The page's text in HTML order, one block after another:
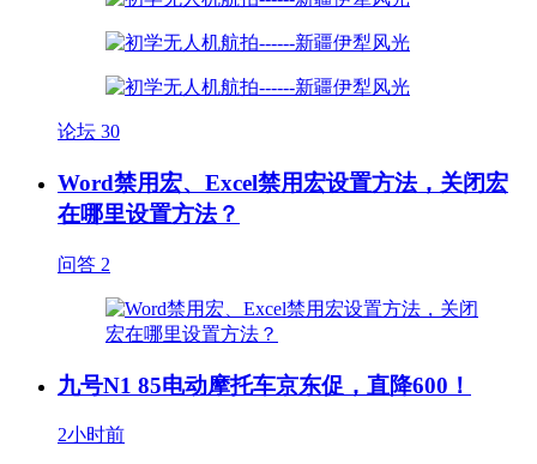
论坛 30
Word禁用宏、Excel禁用宏设置方法，关闭宏
在哪里设置方法？
问答 2
九号N1 85电动摩托车京东促，直降600！
2小时前